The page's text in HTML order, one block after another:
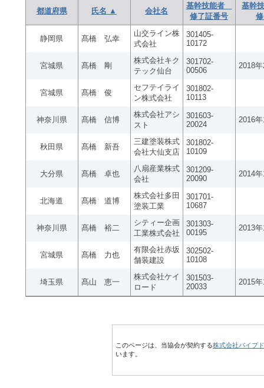
都道府県 氏名 ▲ 会社名
基幹技能者
修了証番号
基幹
静岡県 髙橋 弘幸
山交ライン株
式会社
301405-
10172
宮城県 髙橋 剛
株式会社キク
テック仙台
301702-
00506
2018
宮城県 髙橋 俊
セフテイライ
ン株式会社
301802-
10113
神奈川県 髙橋 信博
株式会社アシ
スト
301603-
20024
2016
秋田県 髙橋 新吾
三建塗装株式
会社大仙支店
301802-
10109
大分県 髙橋 卓也
八扇産業株式
会社
301209-
20090
2014
北海道 髙橋 道博
株式会社多田
塗装工業
301701-
10687
神奈川県 髙橋 裕二
シティー企画
工業株式会社
301303-
00195
2013
宮城県 髙橋 力也
有限会社赤坂
舗装建設
302502-
10108
埼玉県 髙山 恵一
株式会社ケイ
ロード
301503-
20033
2015
このページは、当協会が契約する株式会社パイプ
います。